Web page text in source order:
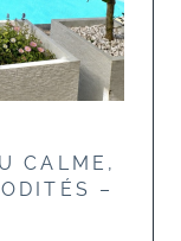
CALME,
–